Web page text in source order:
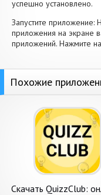
успешно установлено.
Запустите приложение:
приложения на экране
приложений. Нажмите
Похожие
Скачать QuizzClub: